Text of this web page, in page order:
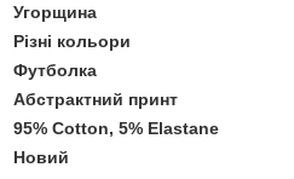
Угорщина
Різні кольори
Футболка
Абстрактний принт
95% Cotton, 5% Elastane
Новий